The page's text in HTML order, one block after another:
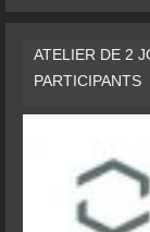
ATELIER DE 2
PARTICIPANTS